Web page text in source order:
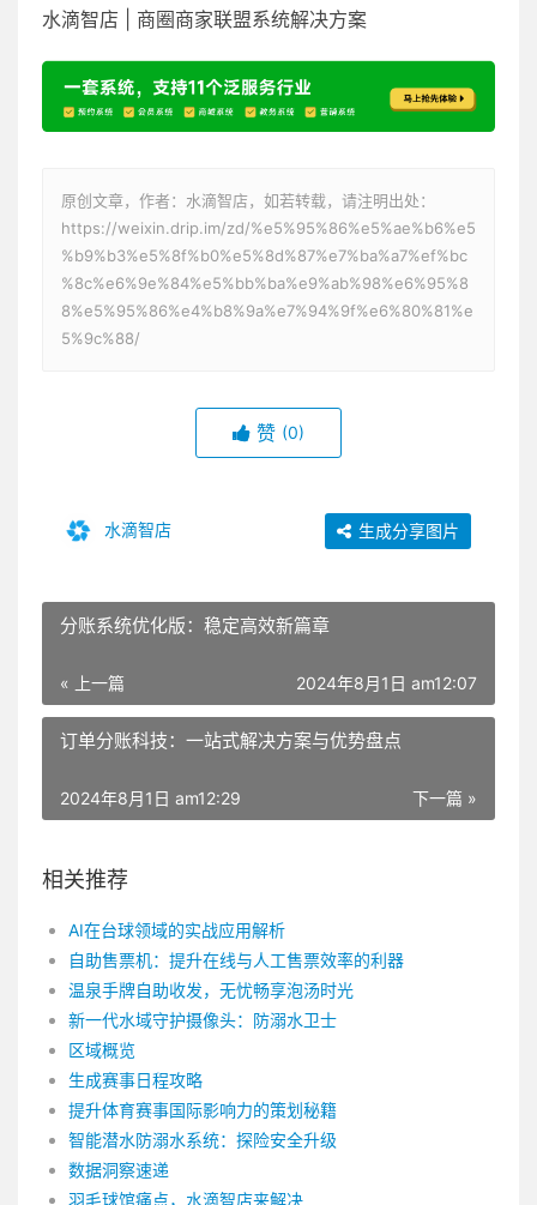
水滴智店 | 商圈商家联盟系统解决方案
原创文章，作者：水滴智店，如若转载，请注明出处：
https://weixin.drip.im/zd/%e5%95%86%e5%ae%b6%e5
%b9%b3%e5%8f%b0%e5%8d%87%e7%ba%a7%ef%bc
%8c%e6%9e%84%e5%bb%ba%e9%ab%98%e6%95%8
8%e5%95%86%e4%b8%9a%e7%94%9f%e6%80%81%e
5%9c%88/
赞 (0)
水滴智店 生成分享图片
分账系统优化版：稳定高效新篇章
« 上一篇 2024年8月1日 am12:07
订单分账科技：一站式解决方案与优势盘点
下一篇 »
2024年8月1日 am12:29
相关推荐
AI在台球领域的实战应用解析
自助售票机：提升在线与人工售票效率的利器
温泉手牌自助收发，无忧畅享泡汤时光
新一代水域守护摄像头：防溺水卫士
区域概览
生成赛事日程攻略
提升体育赛事国际影响力的策划秘籍
智能潜水防溺水系统：探险安全升级
数据洞察速递
羽毛球馆痛点，水滴智店来解决